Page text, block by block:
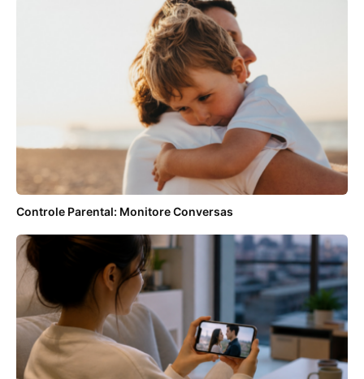
Controle Parental: Monitore Conversas